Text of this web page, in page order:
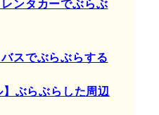
レンタカーでぶらぶ
バスでぶらぶらする
】ぶらぶらした周辺